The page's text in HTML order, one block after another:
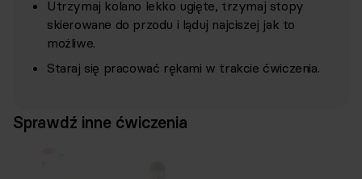
Utrzymaj kolano lekko ugięte, trzymaj stopy
skierowane do przodu i ląduj najciszej jak to
możliwe.
Staraj się pracować rękami w trakcie ćwiczenia.
Sprawdź inne ćwiczenia